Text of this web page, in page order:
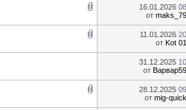
16.01.2026
от maks_79
11.01.2026
от Kot 01
31.12.2025
от Варвар59
28.12.2025
от mig-quick